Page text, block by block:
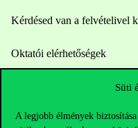
Süti
A legjobb élmények
Kérdésed van a felvételivel
Oktatói elérhetőségek
HUB jelenlegi
Sajtó:press@uni-